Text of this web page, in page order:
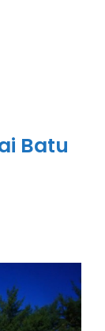
Batu